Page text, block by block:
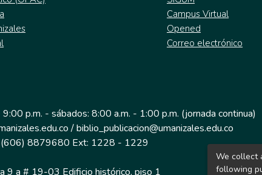
Campus Virtual
Opened
Correo electrónico
p.m. - sábados: 8:00 a.m. - 1:00 p.m. (jornada continua)
/ biblio_publicacion@umanizales.edu.co
(606) 8879680 Ext: 1228 - 1229
9 a # 19-03 Edificio histórico, piso 1
We collect
following